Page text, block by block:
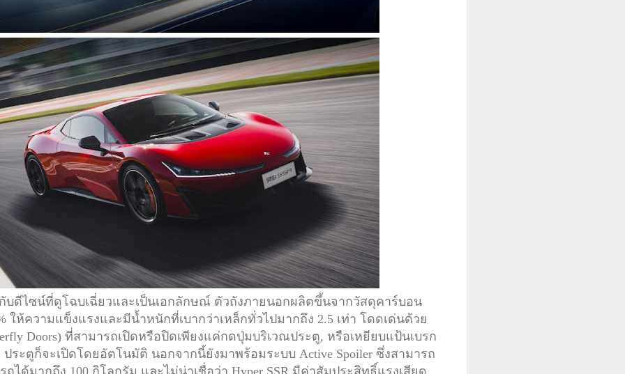
ดีไซน์ที่ดูโฉบเฉี่ยวและเป็นเอกลักษณ์ ตัวถังภายนอกผลิตขึ้นจากวัสดุคาร์บอน
ให้ความแข็งแรงและมีน้ำหนักที่เบากว่าเหล็กทั่วไปมากถึง 2.5 เท่า โดดเด่นด้วย
Doors) ที่สามารถเปิดหรือปิดเพียงแค่กดปุ่มบริเวณประตู, หรือเหยียบแป้นเบรก
ะตูก็จะเปิดโดยอัตโนมัติ นอกจากนี้ยังมาพร้อมระบบ Active Spoiler ซึ่งสามารถ
ได้มากถึง 100 กิโลกรัม และไม่น่าเชื่อว่า Hyper SSR มีค่าสัมประสิทธิ์แรงเสียด